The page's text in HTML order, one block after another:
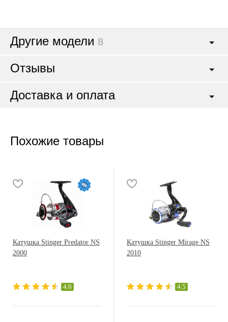
Другие модели 8
Отзывы
Доставка и оплата
Похожие товары
Катушка Stinger Predator NS
2000
4.6
Катушка Stinger Mirage NS
2010
4.5